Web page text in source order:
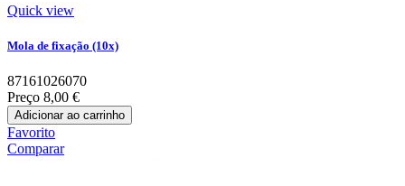
Quick view
Mola de fixação (10x)
87161026070
Preço 8,00 €
Adicionar ao carrinho
Favorito
Comparar